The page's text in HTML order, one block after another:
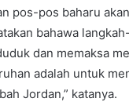
pos-pos baharu
bahawa
dan memaksa
adalah untuk
Jordan,” katanya.